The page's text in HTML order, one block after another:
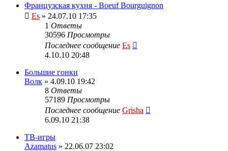
Французская кухня - Boeuf Bourguignon
Es » 24.07.10 17:35
1 Ответы
30596 Просмотры
Последнее сообщение Es
4.10.10 20:48
Большие гонки
Волк » 4.09.10 19:42
8 Ответы
57189 Просмотры
Последнее сообщение Grisha
6.09.10 21:38
ТВ-игры
Azamatus » 22.06.07 23:02